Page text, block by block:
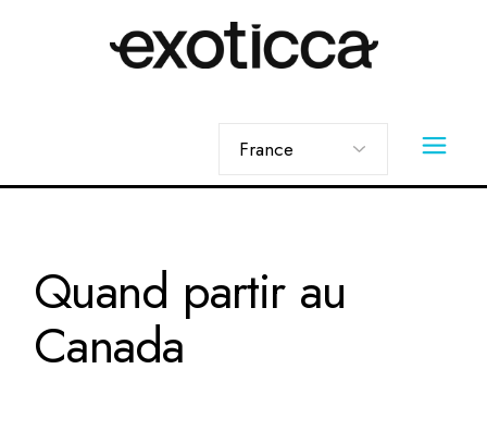
une
Quand partir au
Canada